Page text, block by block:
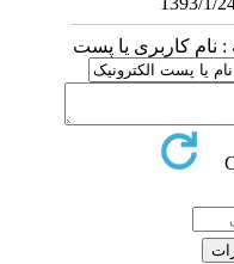
نام کاربری یا پست